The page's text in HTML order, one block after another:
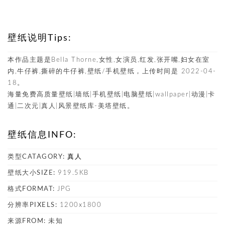
壁纸说明Tips:
本作品主题是Bella Thorne,女性,女演员,红发,张开嘴,妇女在室
内,牛仔裤,撕碎的牛仔裤,壁纸/手机壁纸，上传时间是 2022-04-
18。
海量免费高质量壁纸|墙纸|手机壁纸|电脑壁纸|wallpaper|动漫|卡
通|二次元|真人|风景壁纸库-美塔壁纸。
壁纸信息INFO:
类型CATAGORY: 真人
壁纸大小SIZE: 919.5KB
格式FORMAT: JPG
分辨率PIXELS: 1200x1800
来源FROM: 未知